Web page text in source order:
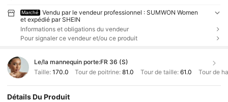
Marché
Vendu par le vendeur professionnel : SUMWON Women
et expédié par SHEIN
Informations et obligations du vendeur
Pour signaler ce vendeur et/ou ce produit
Le/la mannequin porte:FR 36 (S)
Taille: 170.0 Tour de poitrine:81.0 Tour de taille: 61.0 Tour de
Détails Du Produit